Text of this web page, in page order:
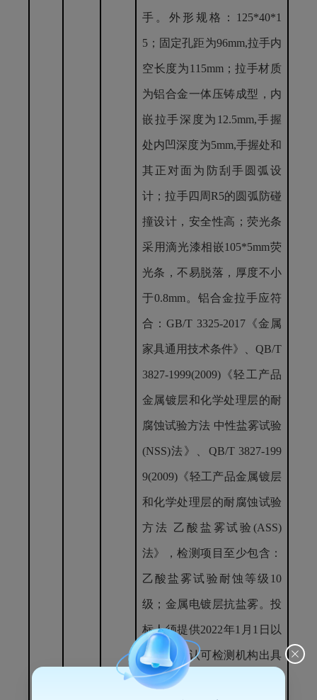
手。 外形规格： 125*40*1
5；固定孔距为96mm,拉手内
空长度为115mm；拉手材质
为铝合金一体压铸成型，内
嵌拉手深度为12.5mm,手握
处内凹深度为5mm,手握处和
其正对面为防刮手圆弧设
计；拉手四周R5的圆弧防碰
撞设计，安全性高；荧光条
采用滴光漆相嵌105*5mm荧
光条，不易脱落，厚度不小
于0.8mm。 铝合金拉手应符
合：GB/T 3325-2017《金属
家具通用技术条件》、QB/T
3827-1999(2009)《轻工产品
金属镀层和化学处理层的耐
腐蚀试验方法 中性盐雾试验
(NSS)法》、QB/T 3827-199
9(2009)《轻工产品金属镀层
和化学处理层的耐腐蚀试验
方法 乙酸盐雾试验(ASS)
法》，检测项目至少包含：
乙酸盐雾试验耐蚀等级10
级；金属电镀层抗盐雾。投
标人须提供2022年1月1日以
来经国家认可检测机构出具
CMA或CNAS标识的“铝合